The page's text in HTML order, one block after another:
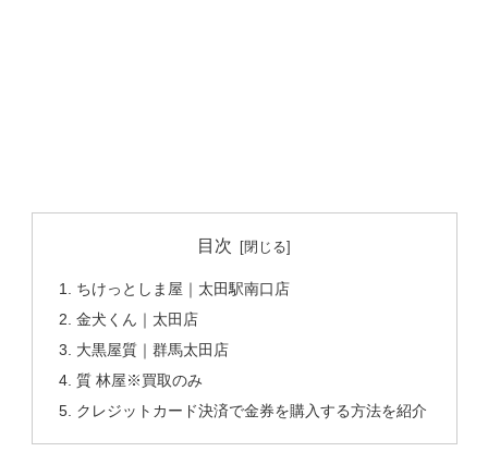
目次
ちけっとしま屋｜太田駅南口店
金犬くん｜太田店
大黒屋質｜群馬太田店
質 林屋※買取のみ
クレジットカード決済で金券を購入する方法を紹介